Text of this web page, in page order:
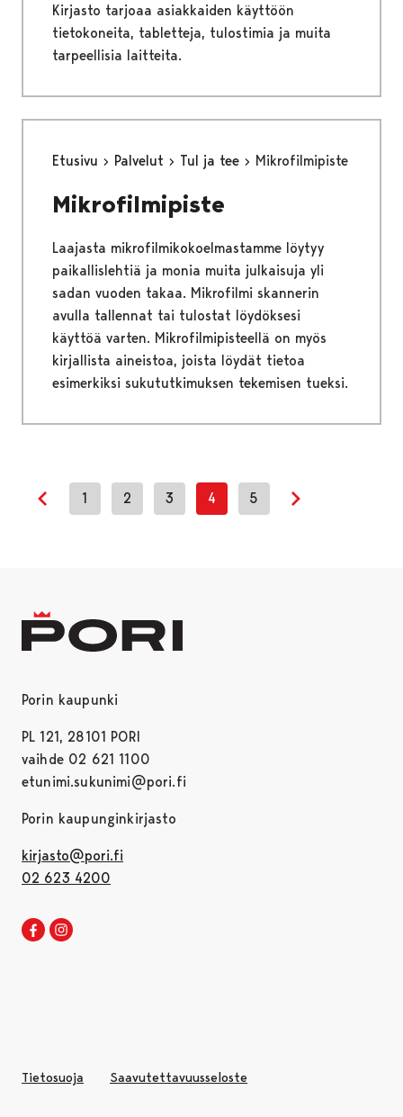
Kirjasto tarjoaa asiakkaiden käyttöön
tietokoneita, tabletteja, tulostimia ja muita
tarpeellisia laitteita.
Etusivu Palvelut Tul ja tee Mikrofilmipiste
Mikrofilmipiste
Laajasta mikrofilmikokoelmastamme löytyy
paikallislehtiä ja monia muita julkaisuja yli
sadan vuoden takaa. Mikrofilmi skannerin
avulla tallennat tai tulostat löydöksesi
käyttöä varten. Mikrofilmipisteellä on myös
kirjallista aineistoa, joista löydät tietoa
esimerkiksi sukututkimuksen tekemisen tueksi.
Previous page
1 2 3 4 5
Porin kaupunki
PL 121, 28101 PORI
vaihde 02 621 1100
etunimi.sukunimi@pori.fi
Porin kaupunginkirjasto
kirjasto@pori.fi
02 623 4200
Porin kirjaston Facebook
Avautuu uudessa välilehdessä
Tietosuoja Saavutettavuusseloste